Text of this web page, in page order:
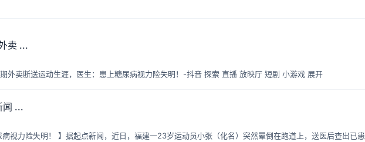
卖 ...
外卖断送运动生涯，医生：患上糖尿病视力险失明！-抖音 探索 直播 放映厅 短剧 小游戏 展开
闻 ...
视力险失明！ 】据起点新闻，近日，福建一23岁运动员小张（化名）突然晕倒在跑道上，送医后查出已患